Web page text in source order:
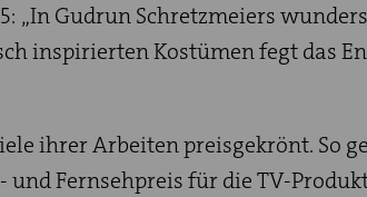
„In Gudrun Schretzmeiers
inspirierten Kostümen fegt das
ihrer Arbeiten preisgekrönt. So
und Fernsehpreis für die TV-